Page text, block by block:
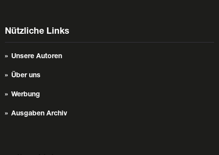
Nützliche Links
Unsere Autoren
Über uns
Werbung
Ausgaben Archiv